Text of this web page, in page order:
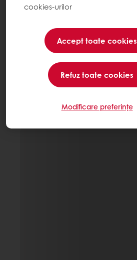
cookies-urilor
Accept toate cookies
Refuz toate cookies
Modificare preferințe